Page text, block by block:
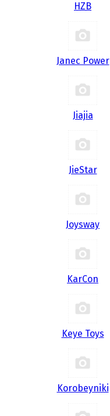
HZB
Janec Power
Jiajia
JieStar
Joysway
KarCon
Keye Toys
Korobeyniki